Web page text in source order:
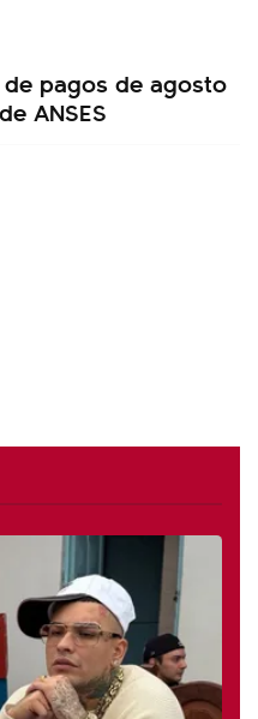
pagos de agosto
ANSES